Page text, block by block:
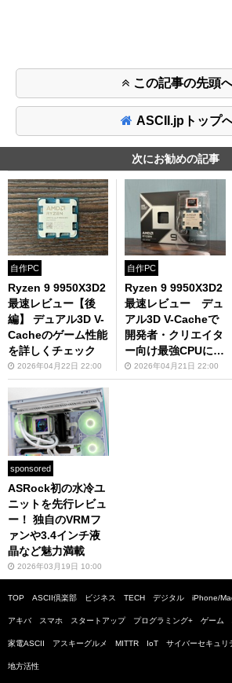
この記事の先頭
ASCII.jpトップ
次にお勧めの記事
自作PC
Ryzen 9 9950X3D2
最速レビュー【後
編】 デュアル3D V-
Cacheのゲーム性能
を詳しくチェック
2026年04月22日 22:00
自作PC
Ryzen 9 9950X3D2
最速レビュー デュ
アル3D V-Cacheで
開発者・クリエイタ
ー向け最強CPUにな
った驚きの実力を解
説
2026年04月21日 22:00
sponsored
ASRock初の水冷ユ
ニットを先行レビュ
ー！ 独自のVRMフ
ァンや3.4インチ液
晶など魅力満載
2026年03月19日 10:00
TOP ASCII倶楽部 ビジネス TECH デジタル iPhone/
アキバ スマホ スタートアップ プログラミング+ ゲーム
家電ASCII アスキーグルメ MITTR IoT サイバーセキュリ
地方活性